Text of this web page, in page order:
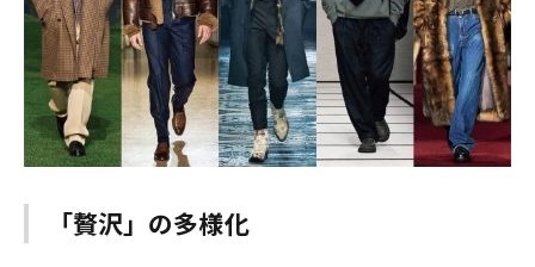
「贅沢」の多様化